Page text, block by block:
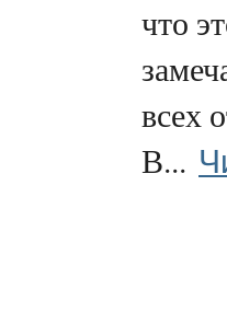
что
всех
В...